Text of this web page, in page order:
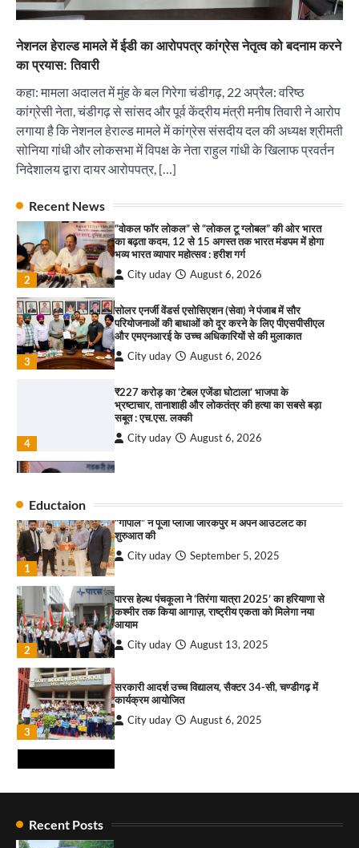
नेशनल हेराल्ड मामले में ईडी का आरोपपत्र कांग्रेस नेतृत्व को बदनाम करने
का प्रयास: तिवारी
कहा: मामला अदालत में मुंह के बल गिरेगा चंडीगढ़, 22 अप्रैल: वरिष्ठ
कांग्रेसी नेता, चंडीगढ़ से सांसद और पूर्व केंद्रीय मंत्री मनीष तिवारी ने आरोप
लगाया है कि नेशनल हेराल्ड मामले में कांग्रेस संसदीय दल की अध्यक्ष श्रीमती
सोनिया गांधी और लोकसभा में विपक्ष के नेता राहुल गांधी के खिलाफ प्रवर्तन
निदेशालय द्वारा दायर आरोपपत्र, […]
Recent News
और एमएनआरई के उच्च अधिकारियों से की मुलाकात
4
सबूत : एच.एस. लक्की
City uday August 6, 2026
इंडियन नेशनल थियेटर द्वारा 9 अगस्त को होगा ‘वर्षा ऋतु
संगीत संध्या 2026’ का आयोजन
2
“वोकल फॉर लोकल” से “लोकल टू ग्लोबल” की ओर भारत
का बढ़ता कदम, 12 से 15 अगस्त तक भारत मंडपम में होगा
भव्य भारत व्यापार महोत्सव : हरीश गर्ग
City uday August 6, 2026
3
सोलर एनर्जी वेंडर्स एसोसिएशन (सेवा) ने पंजाब में सौर
परियोजनाओं की बाधाओं को दूर करने के लिए पीएसपीसीएल
और एमएनआरई के उच्च अधिकारियों से की मुलाकात
City uday August 6, 2026
4
₹227 करोड़ का ‘टेबल एजेंडा घोटाला’ भाजपा के
भ्रष्टाचार, तानाशाही और लोकतंत्र की हत्या का सबसे बड़ा
सबूत : एच.एस. लक्की
City uday August 6, 2026
1
“वोकल फॉर लोकल” से “लोकल टू ग्लोबल” की ओर भारत
का बढ़ता कदम, 12 से 15 अगस्त तक भारत मंडपम में होगा
भव्य भारत व्यापार महोत्सव : हरीश गर्ग
City uday August 6, 2026
3
सोलर एनर्जी वेंडर्स एसोसिएशन (सेवा) ने पंजाब में सौर
परियोजनाओं की बाधाओं को दूर करने के लिए पीएसपीसीएल
और एमएनआरई के उच्च अधिकारियों से की मुलाकात
City uday August 6, 2026
4
₹227 करोड़ का ‘टेबल एजेंडा घोटाला’ भाजपा के
भ्रष्टाचार, तानाशाही और लोकतंत्र की हत्या का सबसे बड़ा
सबूत : एच.एस. लक्की
Eductaion
2
पारस हेल्थ पंचकूला ने ‘तिरंगा यात्रा 2025’ का हरियाणा से
आयाम
City uday August 13, 2025
3
सरकारी आदर्श उच्च विद्यालय, सैक्टर 34-सी, चण्डीगढ़ में
कार्यक्रम आयोजित
City uday August 6, 2025
राहुल गाँधी ने खाई है वैश्विक मंच पर भारत को कमजोर करने
की कसम: देवशाली
City uday August 6, 2025
1
“गोपाल” ने पूजा प्लाजा जीरकपुर में अपने आउटलेट की
शुरुआत की
City uday September 5, 2025
2
पारस हेल्थ पंचकूला ने ‘तिरंगा यात्रा 2025’ का हरियाणा से
कश्मीर तक किया आगाज़, राष्ट्रीय एकता को मिलेगा नया
आयाम
City uday August 13, 2025
3
सरकारी आदर्श उच्च विद्यालय, सैक्टर 34-सी, चण्डीगढ़ में
कार्यक्रम आयोजित
City uday August 6, 2025
Recent Posts